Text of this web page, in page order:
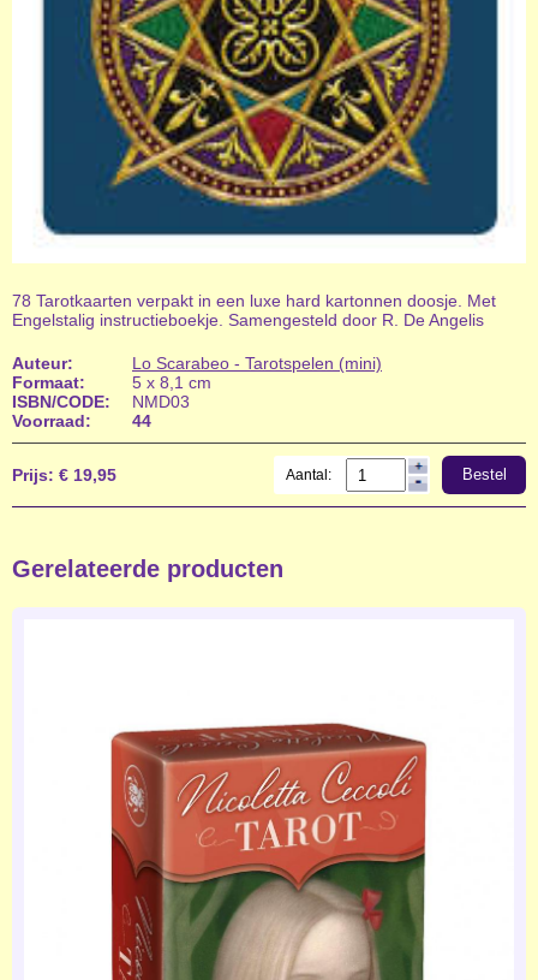
78 Tarotkaarten verpakt in een luxe hard kartonnen doosje. Met
Engelstalig instructieboekje. Samengesteld door R. De Angelis
Auteur:
Lo Scarabeo - Tarotspelen (mini)
Formaat:
5 x 8,1 cm
ISBN/CODE:
NMD03
Voorraad:
44
Prijs: € 19,95 Aantal: Bestel
Gerelateerde producten